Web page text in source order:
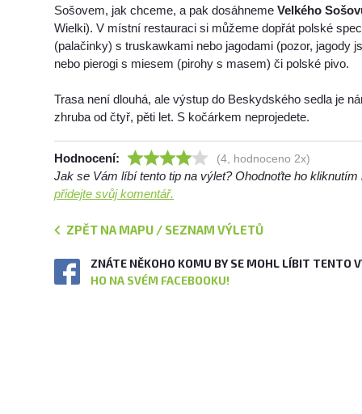
Sošovem, jak chceme, a pak dosáhnemeVelkého
Wielki). V místní restauraci si můžeme dopřát polské
(palačinky) s truskawkami nebo jagodami (pozor, jagody
nebo pierogi s miesem (pirohy s masem) či polské pivo.
Trasa není dlouhá, ale výstup do Beskydského sedla je
zhruba od čtyř, pěti let. S kočárkem neprojedete.
Hodnocení: (4, hodnoceno 2x)
Jak se Vám líbí tento tip na výlet? Ohodnoťte ho
přidejte svůj komentář.
ZPĚT NA MAPU / SEZNAM VÝLETŮ
ZNÁTE NĚKOHO KOMU BY SE MOHL LÍBIT TENTO
HO NA SVÉM FACEBOOKU!